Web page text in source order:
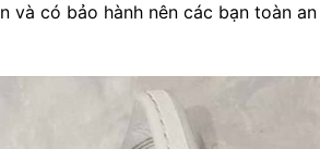
và có bảo hành nên các bạn toàn an